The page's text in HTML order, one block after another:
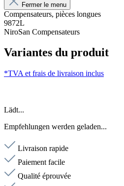
Fermer le menu
Compensateurs, pièces longues
9872L
NiroSan Compensateurs
Variantes du produit
*TVA et frais de livraison inclus
Lädt...
Empfehlungen werden geladen...
Livraison rapide
Paiement facile
Qualité éprouvée